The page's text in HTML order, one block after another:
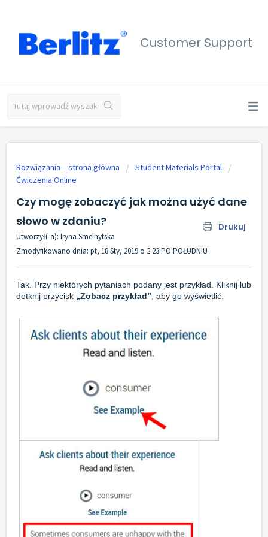
Customer Support
Rozwiązania – strona główna
Student Materials Portal
Ćwiczenia Online
Czy mogę zobaczyć jak można użyć dane
słowo w zdaniu?
Drukuj
Utworzył(-a): Iryna Smelnytska
Zmodyfikowano dnia: pt, 18 Sty, 2019 o 2:23 PO POŁUDNIU
Tak. Przy niektórych pytaniach podany jest przykład. Kliknij lub
dotknij przycisk „Zobacz przykład”, aby go wyświetlić.